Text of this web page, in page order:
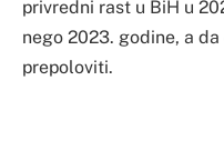
privredni rast u BiH u
nego 2023. godine, a
prepoloviti.